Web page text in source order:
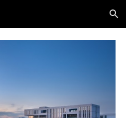
Skip to navigation